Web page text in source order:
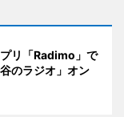
リ「Radimo」で
のラジオ」オン